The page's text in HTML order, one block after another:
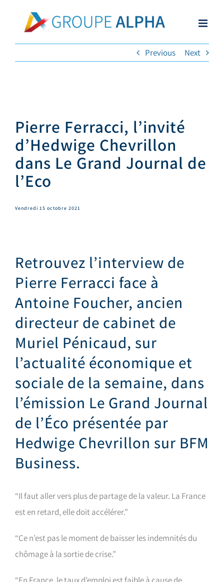
Previous
Next
Pierre Ferracci, l’invité
d’Hedwige Chevrillon
dans Le Grand Journal de
l’Eco
Vendredi 15 octobre 2021
Retrouvez l’interview de
Pierre Ferracci face à
Antoine Foucher, ancien
directeur de cabinet de
Muriel Pénicaud, sur
l’actualité économique et
sociale de la semaine, dans
l’émission Le Grand Journal
de l’Éco présentée par
Hedwige Chevrillon sur BFM
Business.
“Il faut aller vers plus de partage de la valeur. La France
est en retard, elle doit accélérer.”
“Ce n’est pas le moment de baisser les indemnités du
chômage à la sortie de crise.”